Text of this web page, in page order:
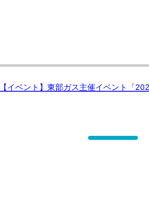
【イベント】東部ガス主催イベント「